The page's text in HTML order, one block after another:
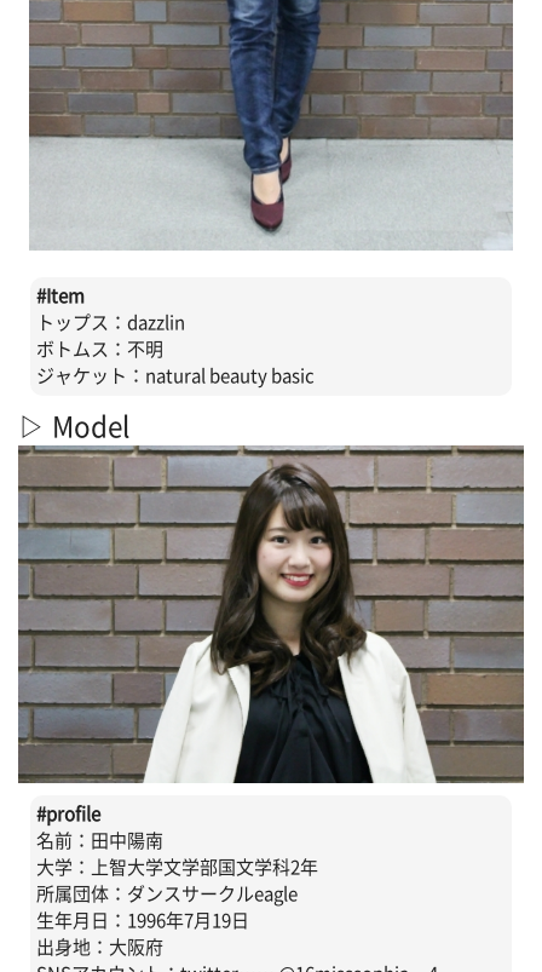
#Item
トップス：dazzlin
ボトムス：不明
ジャケット：natural beauty basic
▷ Model
#profile
名前：田中陽南
大学：上智大学文学部国文学科2年
所属団体：ダンスサークルeagle
生年月日：1996年7月19日
出身地：大阪府